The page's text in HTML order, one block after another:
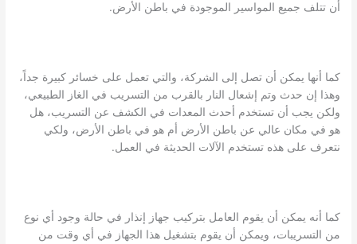
أن تتلف جميع المواسير الموجودة في باطن الأرض.
كما أنها يمكن أن تصل إلى الشركة، والتي تعمل على خسائر كبيرة جداً،
وهذا إن حدث وتم إشعال النار بالقرب من التسريب في الغاز الطبيعي،
ولكن يجب أن تستخدم أحدث المعدات في الكشف عن التسريب، هل
هو في مكان عالي عن باطن الأرض أم هو في باطن الأرض، ولكي
نتعرف على هذه تستخدم الآلات الحديثة في العمل.
كما أنه يمكن أن يقوم العامل بتركيب جهاز إنذار في حالة وجود أي نوع
من التسريبات، ويمكن أن يقوم بتشغيل هذا الجهاز في أي وقت من